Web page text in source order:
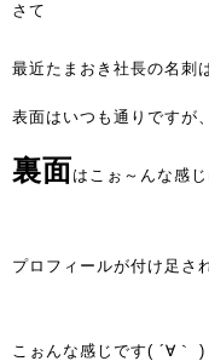
さて
最近たまおき社長の名刺
表面はいつも通りですが
裏面はこぉ～んな感
プロフィールが付け足さ
こぉんな感じです( ´∀｀ )